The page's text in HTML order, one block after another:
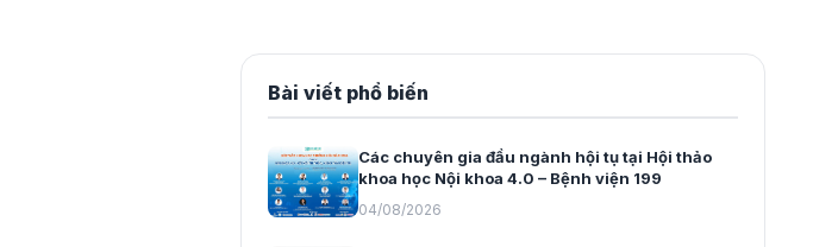
Bài viết phổ biến
Các chuyên gia đầu ngành hội tụ tại Hội thảo
khoa học Nội khoa 4.0 – Bệnh viện 199
04/08/2026